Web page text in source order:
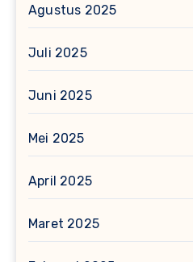
Agustus 2025
Juli 2025
Juni 2025
Mei 2025
April 2025
Maret 2025